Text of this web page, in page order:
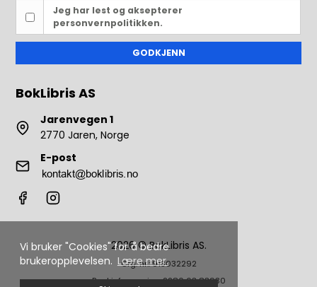
Vi bruker "Cookies" for å bedre
brukeropplevelsen. Lære mer.
Jeg har lest og aksepterer
personvernpolitikken.
GODKJENN
BokLibris AS
Jarenvegen 1
2770 Jaren, Norge
E-post
2026 © BokLibris AS.
Org. nr.: 913032292
Bankinformasjon: 2280 63 83930